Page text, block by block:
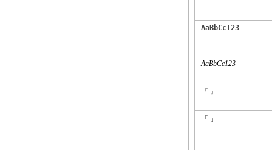
AaBbCc123
AaBbCc123
『 』
「 」